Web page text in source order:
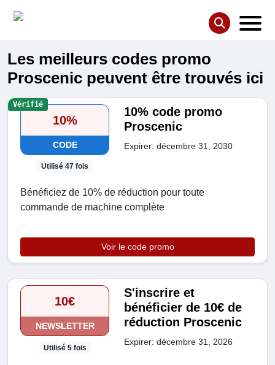
Les meilleurs codes promo
Proscenic peuvent être trouvés ici
10%
CODE
Utilisé 47 fois
10% code promo
Proscenic
Expirer: décembre 31, 2030
Bénéficiez de 10% de réduction pour toute
commande de machine complète
Voir le code promo
Vérifié
10€
NEWSLETTER
Utilisé 5 fois
S'inscrire et
bénéficier de 10€ de
réduction Proscenic
Expirer: décembre 31, 2026